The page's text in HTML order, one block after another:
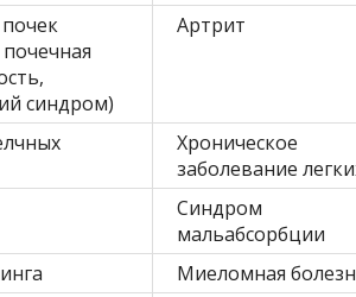
синдром)
Артрит
Хроническое
заболевание
Синдром
мальабсорбции
Миеломная